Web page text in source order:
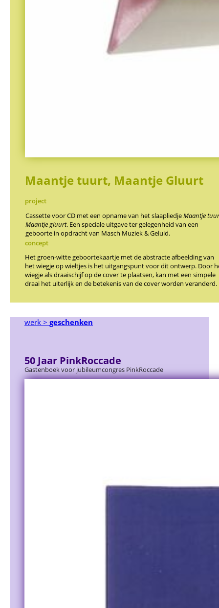
Maantje tuurt, Maantje Gluurt
project
Cassette voor CD met een opname van het slaapliedjeMaantje
Maantje gluurt. Een speciale uitgave ter gelegenheid van een
geboorte in opdracht van Masch Muziek & Geluid.
concept
Het groen-witte geboortekaartje met de abstracte afbeelding van
het wiegje op wieltjes is het uitgangspunt voor dit ontwerp. Door
wiegje als draaischijf op de cover te plaatsen, kan met een simpele
draai het uiterlijk en de betekenis van de cover worden veranderd.
werk > geschenken
50 Jaar PinkRoccade
Gastenboek voor jubileumcongres PinkRoccade